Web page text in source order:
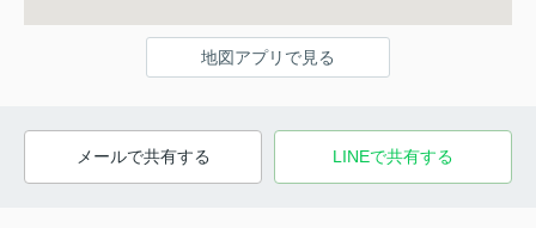
地図アプリで見る
メールで共有する LINEで共有する